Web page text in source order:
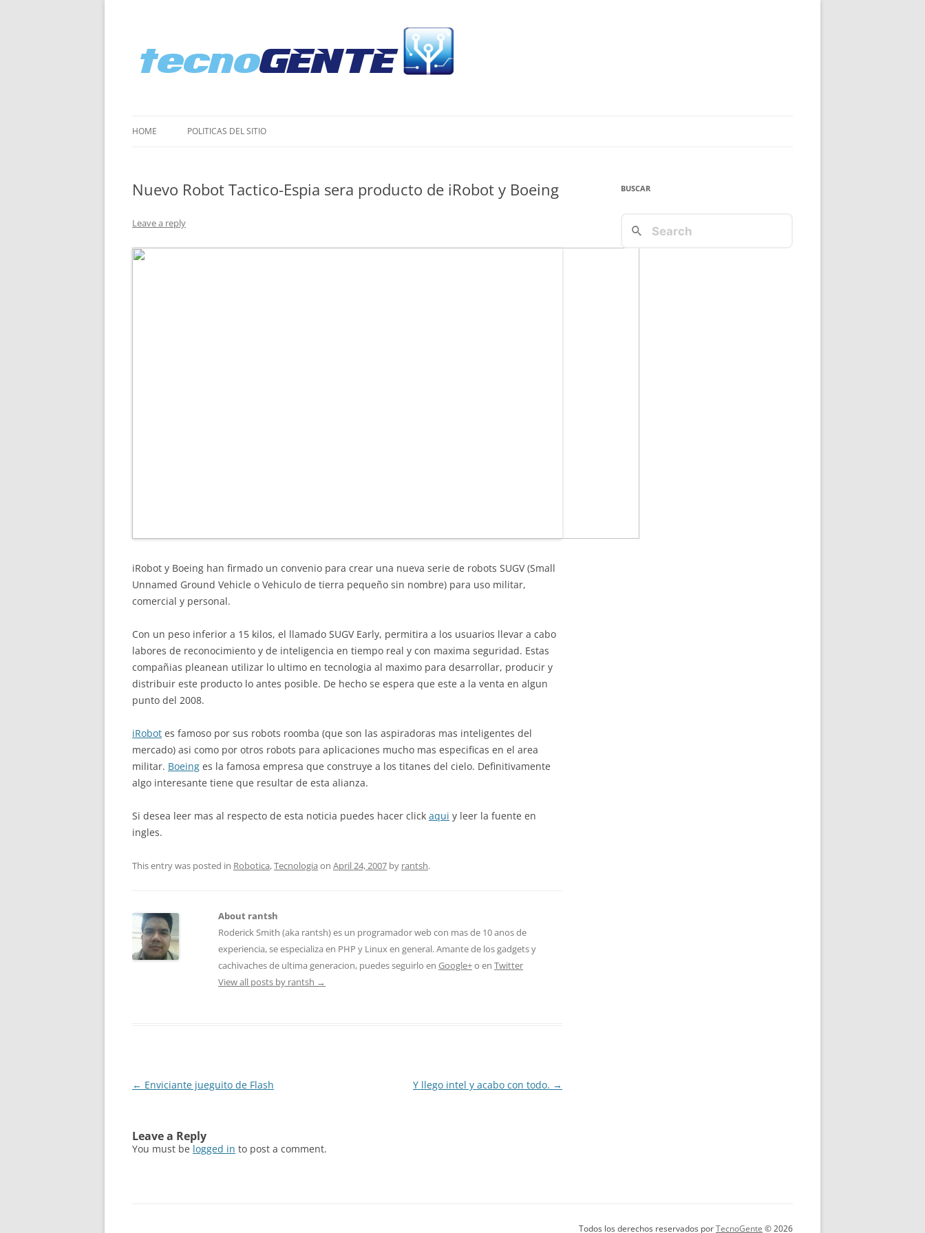
HOME POLI­TICAS DEL SITIO
Nuevo Robot Tactico-Espia sera producto de iRobot y Boeing
Leave a reply
iRobot y Boeing han firmado un convenio para crear una nueva serie de robots SUGV (Small
Unnamed Ground Vehicle o Vehiculo de tierra pequeño sin nombre) para uso militar,
comercial y personal.
Con un peso inferior a 15 kilos, el llamado SUGV Early, permitira a los usuarios llevar a cabo
labores de reconocimiento y de inteligencia en tiempo real y con maxima seguridad. Estas
compañias pleanean utilizar lo ultimo en tecnologia al maximo para desarrollar, producir y
distribuir este producto lo antes posible. De hecho se espera que este a la venta en algun
punto del 2008.
iRobot es famoso por sus robots roomba (que son las aspiradoras mas inteligentes del
mercado) asi como por otros robots para aplicaciones mucho mas especificas en el area
militar. Boeing es la famosa empresa que construye a los titanes del cielo. Definitivamente
algo interesante tiene que resultar de esta alianza.
Si desea leer mas al respecto de esta noticia puedes hacer click aqui y leer la fuente en
ingles.
This entry was posted in Robotica,Tecnologia on April 24, 2007 by rantsh.
About rantsh
Roderick Smith (aka rantsh) es un programador web con mas de 10 anos de
experiencia, se especializa en PHP y Linux en general. Amante de los gadgets y
cachivaches de ultima generacion, puedes seguirlo en Google+o en Twitter
View all posts by rantsh →
Post
← Enviciante jueguito de Flash Y llego intel y acabo con todo. →
Leave a Reply
You must be logged in to post a comment.
BUSCAR
Todos los derechos reservados porTecnoGente © 2026